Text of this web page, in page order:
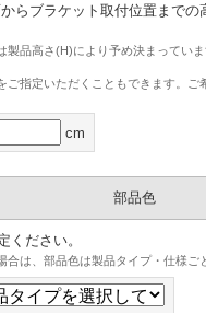
らブラケット取付位置までの
製品高さ(H)により予め決まってい
ご指定いただくこともできます。ご
cm
部品色
ください。
は、部品色は製品タイプ・仕様ご